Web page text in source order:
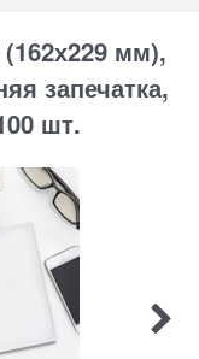
мм),
запечатка,
шт.